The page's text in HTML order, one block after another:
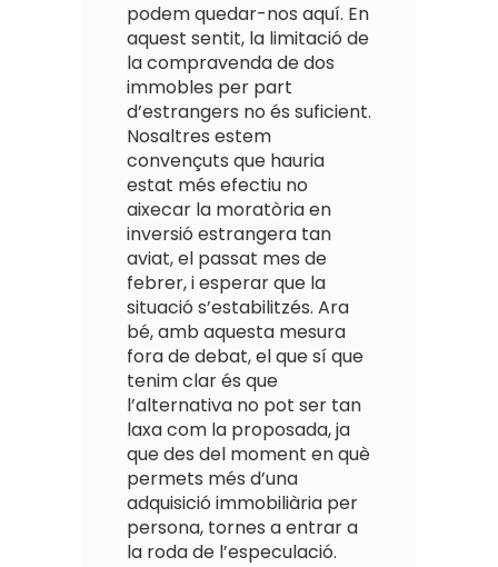
podem quedar-nos aquí. En
aquest sentit, la limitació de
la compravenda de dos
immobles per part
d’estrangers no és suficient.
Nosaltres estem
convençuts que hauria
estat més efectiu no
aixecar la moratòria en
inversió estrangera tan
aviat, el passat mes de
febrer, i esperar que la
situació s’estabilitzés. Ara
bé, amb aquesta mesura
fora de debat, el que sí que
tenim clar és que
l’alternativa no pot ser tan
laxa com la proposada, ja
que des del moment en què
permets més d’una
adquisició immobiliària per
persona, tornes a entrar a
la roda de l’especulació.